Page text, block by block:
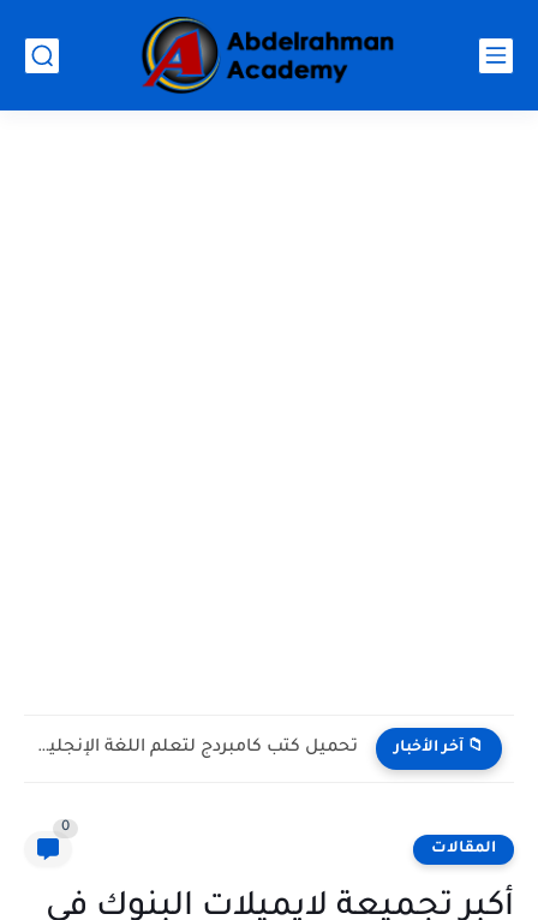
📁 آخر الأخبار تحميل كتب كامبردج لتعلم اللغة الإنجليزية PDF مجانا | جميع...
المقالات
0
أكبر تجميعة لايميلات البنوك في